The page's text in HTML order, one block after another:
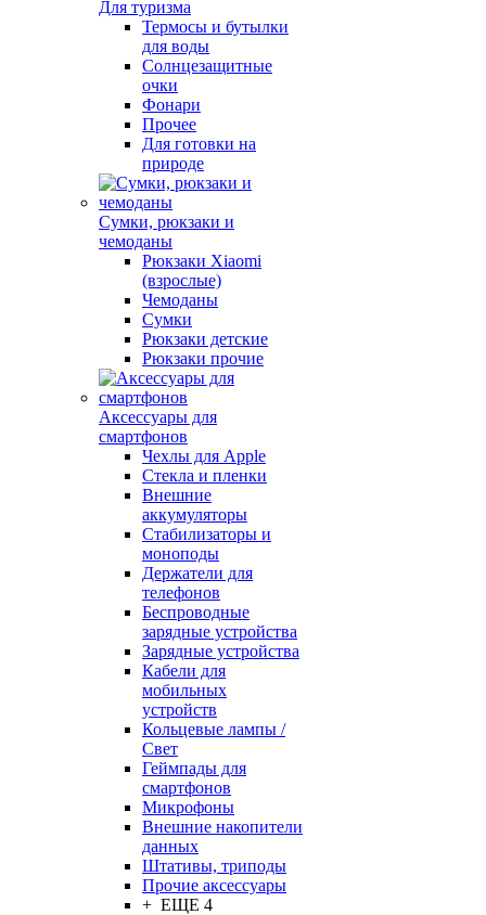
Для туризма
Термосы и бутылки
для воды
Солнцезащитные
очки
Фонари
Прочее
Для готовки на
природе
Сумки, рюкзаки и
чемоданы
Рюкзаки Xiaomi
(взрослые)
Чемоданы
Сумки
Рюкзаки детские
Рюкзаки прочие
Аксессуары для
смартфонов
Чехлы для Apple
Стекла и пленки
Внешние
аккумуляторы
Стабилизаторы и
моноподы
Держатели для
телефонов
Беспроводные
зарядные устройства
Зарядные устройства
Кабели для
мобильных
устройств
Кольцевые лампы /
Свет
Геймпады для
смартфонов
Микрофоны
Внешние накопители
данных
Штативы, триподы
Прочие аксессуары
+ ЕЩЕ 4